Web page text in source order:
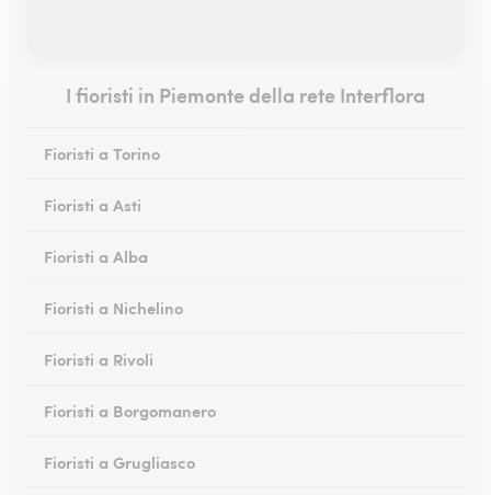
I fioristi in Piemonte della rete Interflora
Fioristi a Torino
Fioristi a Asti
Fioristi a Alba
Fioristi a Nichelino
Fioristi a Rivoli
Fioristi a Borgomanero
Fioristi a Grugliasco